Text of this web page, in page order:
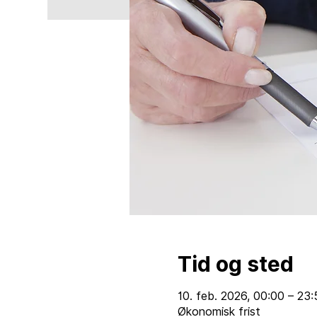
Tid og sted
10. feb. 2026, 00:00 –
Økonomisk frist